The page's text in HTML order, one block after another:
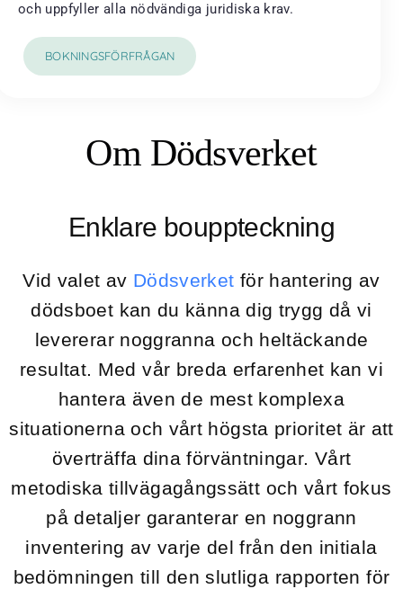
och uppfyller alla nödvändiga juridiska krav.
BOKNINGSFÖRFRÅGAN
Om Dödsverket
Enklare bouppteckning
Vid valet av Dödsverket för hantering av
dödsboet kan du känna dig trygg då vi
levererar noggranna och heltäckande
resultat. Med vår breda erfarenhet kan vi
hantera även de mest komplexa
situationerna och vårt högsta prioritet är att
överträffa dina förväntningar. Vårt
metodiska tillvägagångssätt och vårt fokus
på detaljer garanterar en noggrann
inventering av varje del från den initiala
bedömningen till den slutliga rapporten för